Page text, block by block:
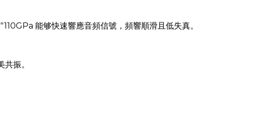
能够快速響應音頻信號，頻響順滑且低失真。
振。